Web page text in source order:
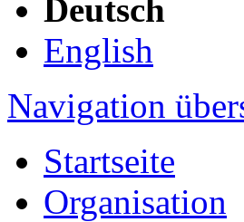
Deutsch
English
Navigation
Startseite
Organisation